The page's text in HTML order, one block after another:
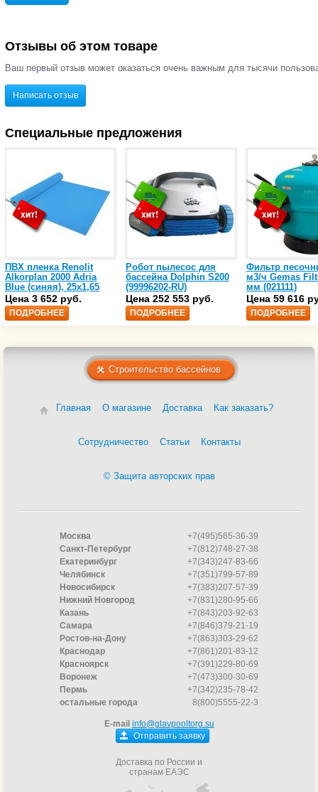
Отзывы об этом товаре
Ваш первый отзыв может оказаться очень важным для тысячи
Написать отзыв
Специальные предложения
ПВХ пленка Renolit
Alkorplan 2000 Adria
Blue (синяя), 25х1,65
(35216203)
Цена 3 652 руб.
ПОДРОБНЕЕ
Робот пылесос для
бассейна Dolphin S200
(99996202-RU)
Цена 252 553 руб.
ПОДРОБНЕЕ
Фильтр
м3/ч Gemas
мм (021111)
Цена 59 616
ПОДРОБНЕЕ
Строительство бассейнов
Главная О магазине Доставка Как заказать?
Сотрудничество Статьи Контакты
© Защита авторских прав
Москва
+7(495)565-36-39
Санкт-Петербург
+7(812)748-27-38
Екатеринбург
+7(343)247-83-66
Челябинск
+7(351)799-57-89
Новосибирск
+7(383)207-57-39
Нижний Новгород
+7(831)280-95-66
Казань
+7(843)203-92-63
Самара
+7(846)379-21-19
Ростов-на-Дону
+7(863)303-29-62
Краснодар
+7(861)201-83-12
Красноярск
+7(391)229-80-69
Воронеж
+7(473)300-30-69
Пермь
+7(342)235-78-42
остальные города
8(800)5555-22-3
E-mail info@glavpooltorg.su
Отправить заявку
Доставка по России и
странам ЕАЭС